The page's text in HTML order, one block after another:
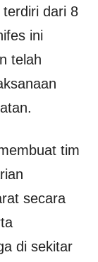
dari 8
ini
telah
tim
secara
di sekitar